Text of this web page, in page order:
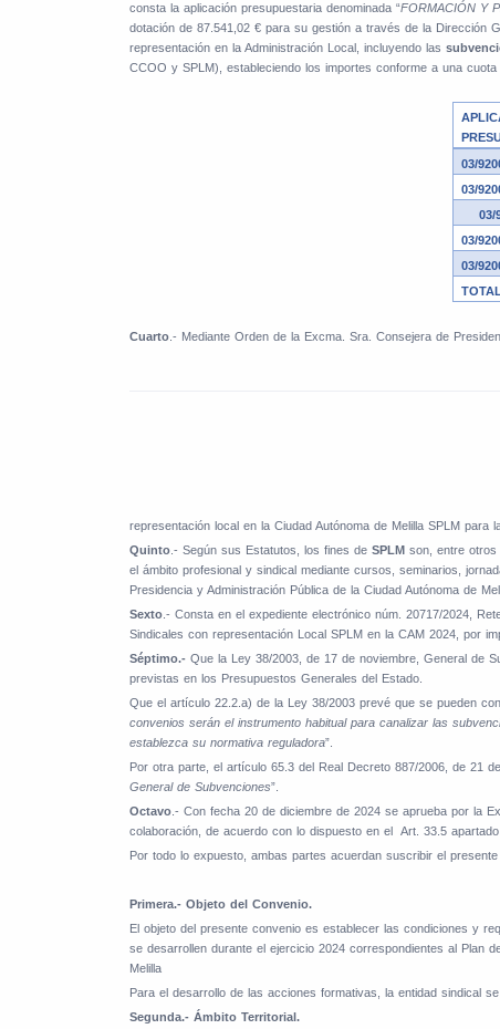
consta la aplicación presupuestaria denominada “FORMACIÓN Y
dotación de 87.541,02 € para su gestión a través de la Dirección
representación en la Administración Local, incluyendo las
CCOO y SPLM), estableciendo los importes conforme a una
03/
03/
03/
03/
03/
Cuarto .- Mediante Orden de la Excma. Sra. Consejera de
representación local en la Ciudad Autónoma de Melilla SPLM
Quinto .- Según sus Estatutos, los fines de SPLM son, entre otros
el ámbito profesional y sindical mediante cursos, seminarios,
Presidencia y Administración Pública de la Ciudad Autónoma de
Sexto .- Consta en el expediente electrónico núm. 20717/2024,
Sindicales con representación Local SPLM en la CAM 2024, por
Séptimo.- Que la Ley 38/2003, de 17 de noviembre, General de
previstas en los Presupuestos Generales del Estado.
Que el artículo 22.2.a) de la Ley 38/2003 prevé que se pueden
convenios serán el instrumento habitual para canalizar las
establezca su normativa reguladora”.
Por otra parte, el artículo 65.3 del Real Decreto 887/2006, de 21
General de Subvenciones”.
Octavo .- Con fecha 20 de diciembre de 2024 se aprueba por la
colaboración, de acuerdo con lo dispuesto en el Art. 33.5
Por todo lo expuesto, ambas partes acuerdan suscribir el
Primera.- Objeto del Convenio.
El objeto del presente convenio es establecer las condiciones y
se desarrollen durante el ejercicio 2024 correspondientes al Plan
Melilla
Para el desarrollo de las acciones formativas, la entidad sindical
Segunda.- Ámbito Territorial.